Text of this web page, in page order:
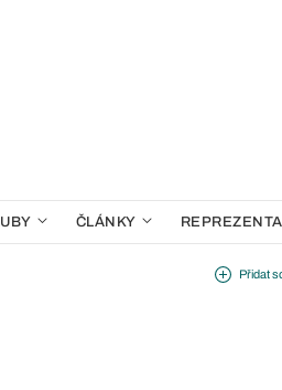
ČLÁNKY
Přidat